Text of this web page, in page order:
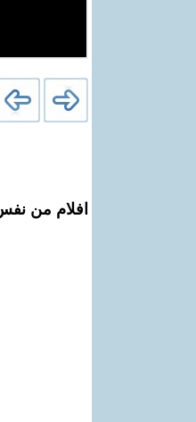
افلام من